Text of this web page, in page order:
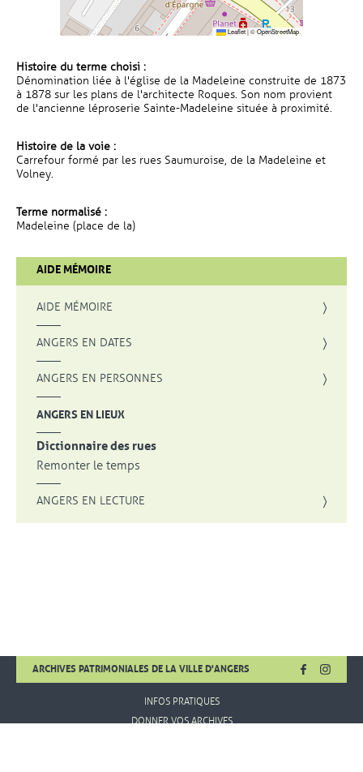
Leaflet|©OpenStreetMap
Histoire du terme choisi :
Dénomination liée à l'église de la Madeleine construite de 1873
à 1878 sur les plans de l'architecte Roques. Son nom provient
de l'ancienne léproserie Sainte-Madeleine située à proximité.
Histoire de la voie :
Carrefour formé par les rues Saumuroise, de la Madeleine et
Volney.
Terme normalisé :
Madeleine (place de la)
AIDE MÉMOIRE
AIDE MÉMOIRE
ANGERS EN DATES
ANGERS EN PERSONNES
ANGERS EN LIEUX
Dictionnaire des rues
Remonter le temps
ANGERS EN LECTURE
ARCHIVES PATRIMONIALES DE LA VILLE D'ANGERS FACEBOOK
, OUVRE
,
INFOS PRATIQUES
DONNER VOS ARCHIVES